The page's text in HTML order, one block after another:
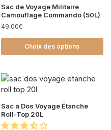
Sac de Voyage Militaire
Camouflage Commando (50L)
49.00€
Choix des options
Sac à Dos Voyage Étanche
Roll-Top 20L